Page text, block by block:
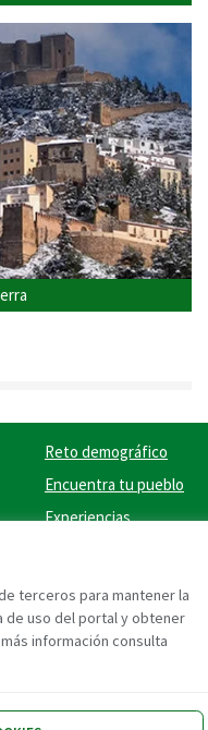
terceros para mantener la
de uso del portal y obtener
información consulta
Reto demográfico
Encuentra tu pueblo
Experiencias
Facebook
de datos